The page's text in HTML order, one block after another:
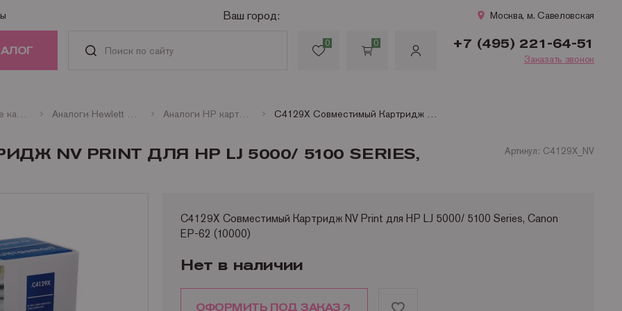
Ваш город: Москва, м. Савеловская
ТЕХНИКА
0 0 +7 (495) 221-64-51
Заказать звонок
Совместимые картриджи Аналоги Hewlett Packard Аналоги HP картриджи лазерные монохромные C4129X Совместимый Картридж NV Print для HP LJ 5000/ 5100 Series, Canon EP-62 (10 000стр)
NV PRINT ДЛЯ HP LJ 5000/ 5100 SERIES, Артикул: C4129X_NV
C4129X Совместимый Картридж NV Print для HP LJ 5000/ 5100 Series, Canon
EP-62 (10000)
Нет в наличии
ОФОРМИТЬ ПОД ЗАКАЗ